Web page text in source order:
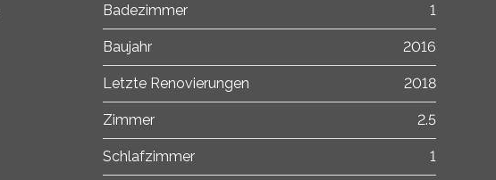
Badezimmer 1
Baujahr 2016
Letzte Renovierungen 2018
Zimmer 2.5
Schlafzimmer 1